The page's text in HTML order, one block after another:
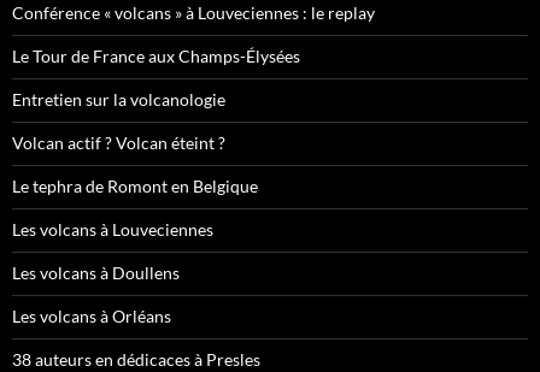
Conférence « volcans » à Louveciennes : le replay
Le Tour de France aux Champs-Élysées
Entretien sur la volcanologie
Volcan actif ? Volcan éteint ?
Le tephra de Romont en Belgique
Les volcans à Louveciennes
Les volcans à Doullens
Les volcans à Orléans
38 auteurs en dédicaces à Presles